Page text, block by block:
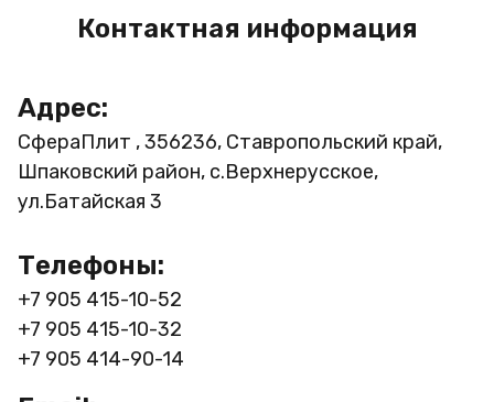
Контактная информация
Адрес:
СфераПлит , 356236, Ставропольский край,
Шпаковский район, с.Верхнерусское,
ул.Батайская 3
Телефоны:
+7 905 415-10-52
+7 905 415-10-32
+7 905 414-90-14